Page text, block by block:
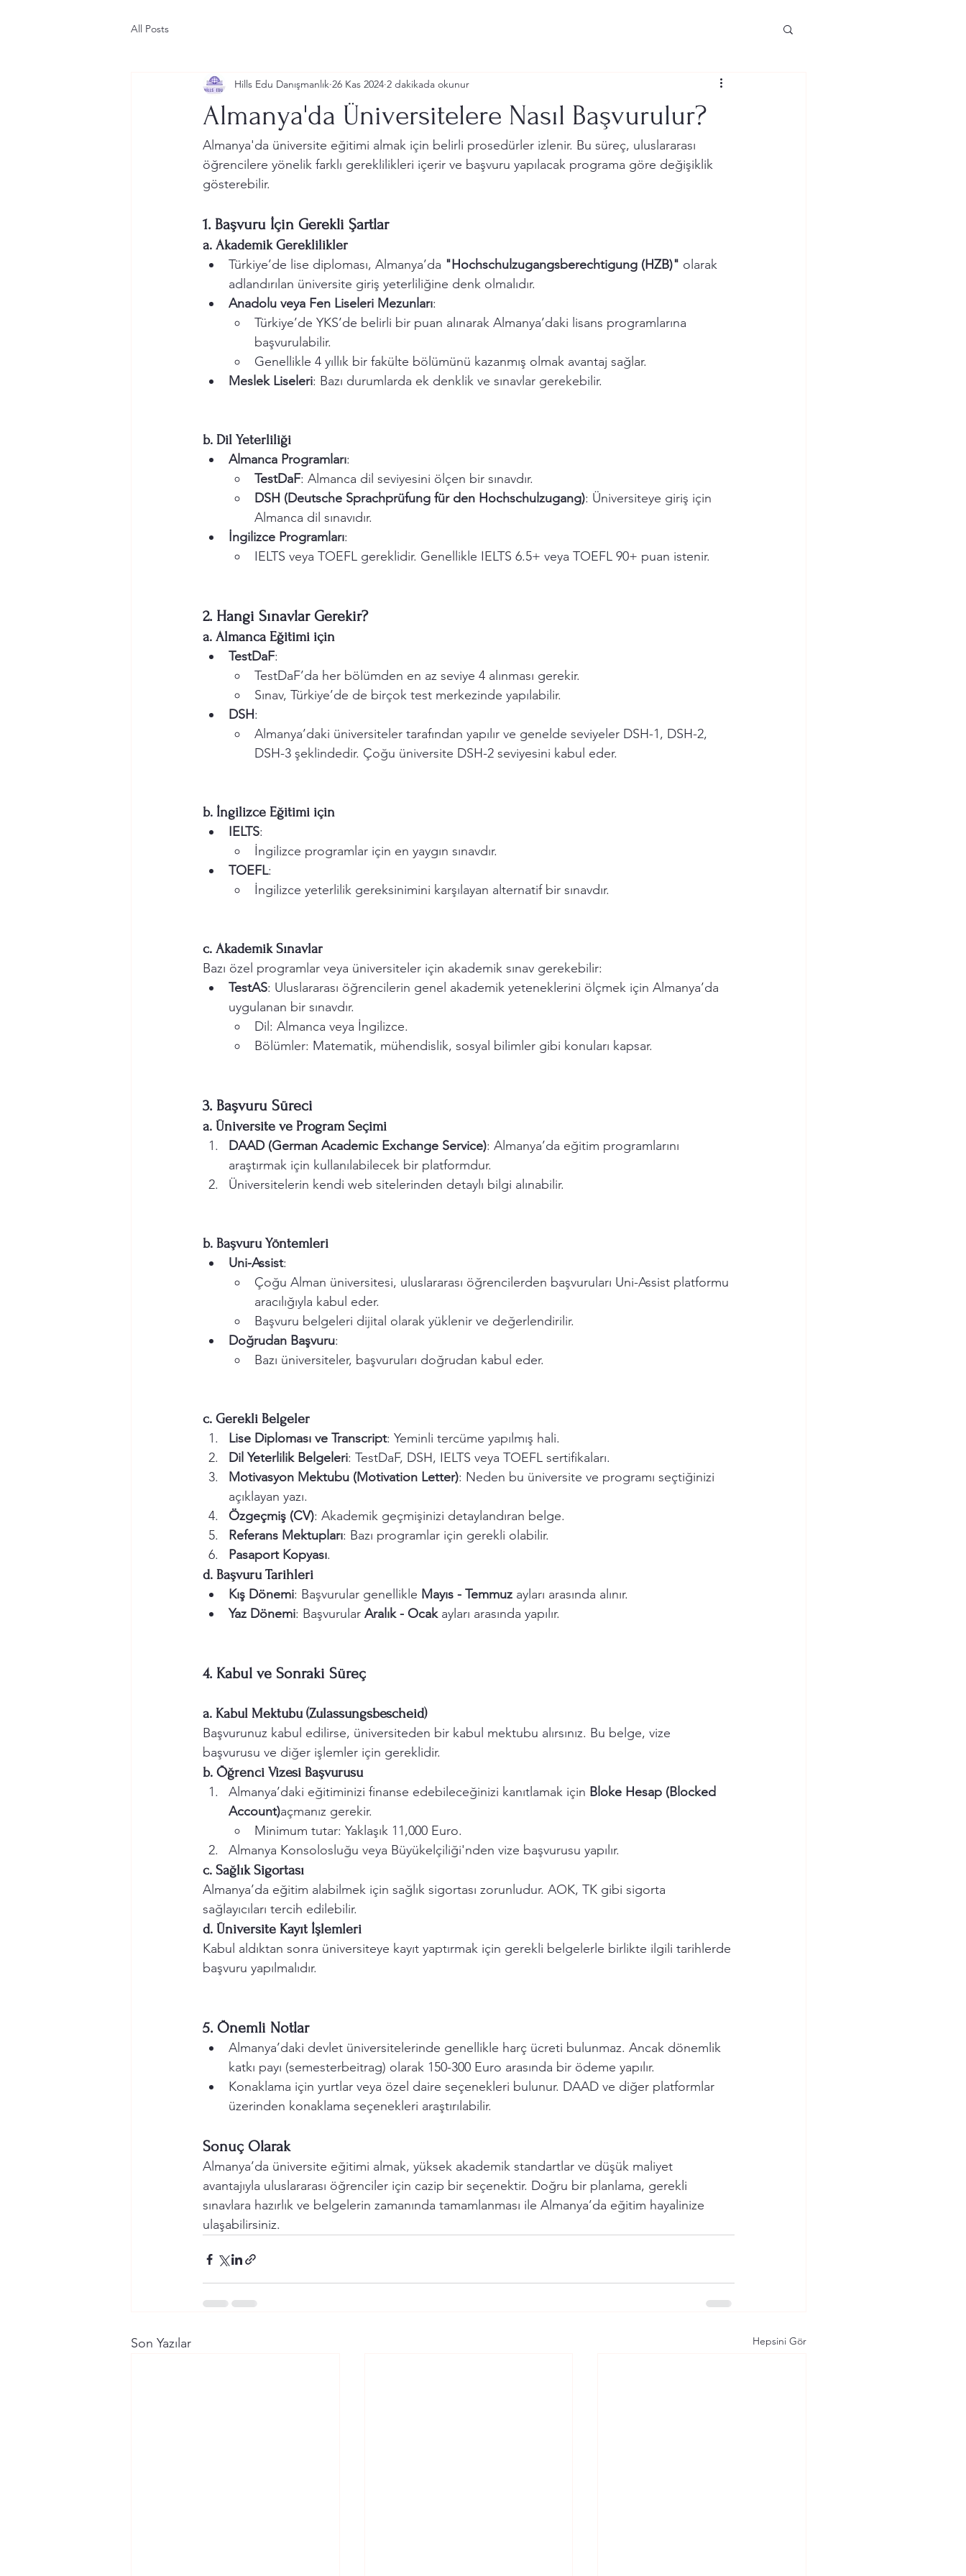
All Posts
Almanya'da Üniversitelere Nasıl Başvurulur?
Hills Edu Danışmanlık 26 Kas 2024 2 dakikada okunur
Almanya'da üniversite eğitimi almak için belirli prosedürler izlenir. Bu süreç, uluslararası
öğrencilere yönelik farklı gereklilikleri içerir ve başvuru yapılacak programa göre değişiklik
gösterebilir.
1. Başvuru İçin Gerekli Şartlar
a. Akademik Gereklilikler
Türkiye’de lise diploması, Almanya’da "Hochschulzugangsberechtigung (HZB)" olarak
adlandırılan üniversite giriş yeterliliğine denk olmalıdır.
Anadolu veya Fen Liseleri Mezunları:
Türkiye’de YKS’de belirli bir puan alınarak Almanya’daki lisans programlarına
başvurulabilir.
Genellikle 4 yıllık bir fakülte bölümünü kazanmış olmak avantaj sağlar.
Meslek Liseleri: Bazı durumlarda ek denklik ve sınavlar gerekebilir.
b. Dil Yeterliliği
Almanca Programları:
TestDaF: Almanca dil seviyesini ölçen bir sınavdır.
DSH (Deutsche Sprachprüfung für den Hochschulzugang): Üniversiteye giriş için
Almanca dil sınavıdır.
İngilizce Programları:
IELTS veya TOEFL gereklidir. Genellikle IELTS 6.5+ veya TOEFL 90+ puan istenir.
2. Hangi Sınavlar Gerekir?
a. Almanca Eğitimi için
TestDaF:
TestDaF’da her bölümden en az seviye 4 alınması gerekir.
Sınav, Türkiye’de de birçok test merkezinde yapılabilir.
DSH:
Almanya’daki üniversiteler tarafından yapılır ve genelde seviyeler DSH-1, DSH-2,
DSH-3 şeklindedir. Çoğu üniversite DSH-2 seviyesini kabul eder.
b. İngilizce Eğitimi için
IELTS:
İngilizce programlar için en yaygın sınavdır.
TOEFL:
İngilizce yeterlilik gereksinimini karşılayan alternatif bir sınavdır.
c. Akademik Sınavlar
Bazı özel programlar veya üniversiteler için akademik sınav gerekebilir:
TestAS: Uluslararası öğrencilerin genel akademik yeteneklerini ölçmek için Almanya’da
uygulanan bir sınavdır.
Dil: Almanca veya İngilizce.
Bölümler: Matematik, mühendislik, sosyal bilimler gibi konuları kapsar.
3. Başvuru Süreci
a. Üniversite ve Program Seçimi
DAAD (German Academic Exchange Service): Almanya’da eğitim programlarını
araştırmak için kullanılabilecek bir platformdur.
Üniversitelerin kendi web sitelerinden detaylı bilgi alınabilir.
b. Başvuru Yöntemleri
Uni-Assist:
Çoğu Alman üniversitesi, uluslararası öğrencilerden başvuruları Uni-Assist platformu
aracılığıyla kabul eder.
Başvuru belgeleri dijital olarak yüklenir ve değerlendirilir.
Doğrudan Başvuru:
Bazı üniversiteler, başvuruları doğrudan kabul eder.
c. Gerekli Belgeler
Lise Diploması ve Transcript: Yeminli tercüme yapılmış hali.
Dil Yeterlilik Belgeleri: TestDaF, DSH, IELTS veya TOEFL sertifikaları.
Motivasyon Mektubu (Motivation Letter): Neden bu üniversite ve programı seçtiğinizi
açıklayan yazı.
Özgeçmiş (CV): Akademik geçmişinizi detaylandıran belge.
Referans Mektupları: Bazı programlar için gerekli olabilir.
Pasaport Kopyası.
d. Başvuru Tarihleri
Kış Dönemi: Başvurular genellikle Mayıs - Temmuz ayları arasında alınır.
Yaz Dönemi: Başvurular Aralık - Ocak ayları arasında yapılır.
4. Kabul ve Sonraki Süreç
a. Kabul Mektubu (Zulassungsbescheid)
Başvurunuz kabul edilirse, üniversiteden bir kabul mektubu alırsınız. Bu belge, vize
başvurusu ve diğer işlemler için gereklidir.
b. Öğrenci Vizesi Başvurusu
Almanya’daki eğitiminizi finanse edebileceğinizi kanıtlamak için Bloke Hesap (Blocked
Account)açmanız gerekir.
Minimum tutar: Yaklaşık 11,000 Euro.
Almanya Konsolosluğu veya Büyükelçiliği'nden vize başvurusu yapılır.
c. Sağlık Sigortası
Almanya’da eğitim alabilmek için sağlık sigortası zorunludur. AOK, TK gibi sigorta
sağlayıcıları tercih edilebilir.
d. Üniversite Kayıt İşlemleri
Kabul aldıktan sonra üniversiteye kayıt yaptırmak için gerekli belgelerle birlikte ilgili tarihlerde
başvuru yapılmalıdır.
5. Önemli Notlar
Almanya’daki devlet üniversitelerinde genellikle harç ücreti bulunmaz. Ancak dönemlik
katkı payı (semesterbeitrag) olarak 150-300 Euro arasında bir ödeme yapılır.
Konaklama için yurtlar veya özel daire seçenekleri bulunur. DAAD ve diğer platformlar
üzerinden konaklama seçenekleri araştırılabilir.
Sonuç Olarak
Almanya’da üniversite eğitimi almak, yüksek akademik standartlar ve düşük maliyet
avantajıyla uluslararası öğrenciler için cazip bir seçenektir. Doğru bir planlama, gerekli
sınavlara hazırlık ve belgelerin zamanında tamamlanması ile Almanya’da eğitim hayalinize
ulaşabilirsiniz.
Son Yazılar Hepsini Gör